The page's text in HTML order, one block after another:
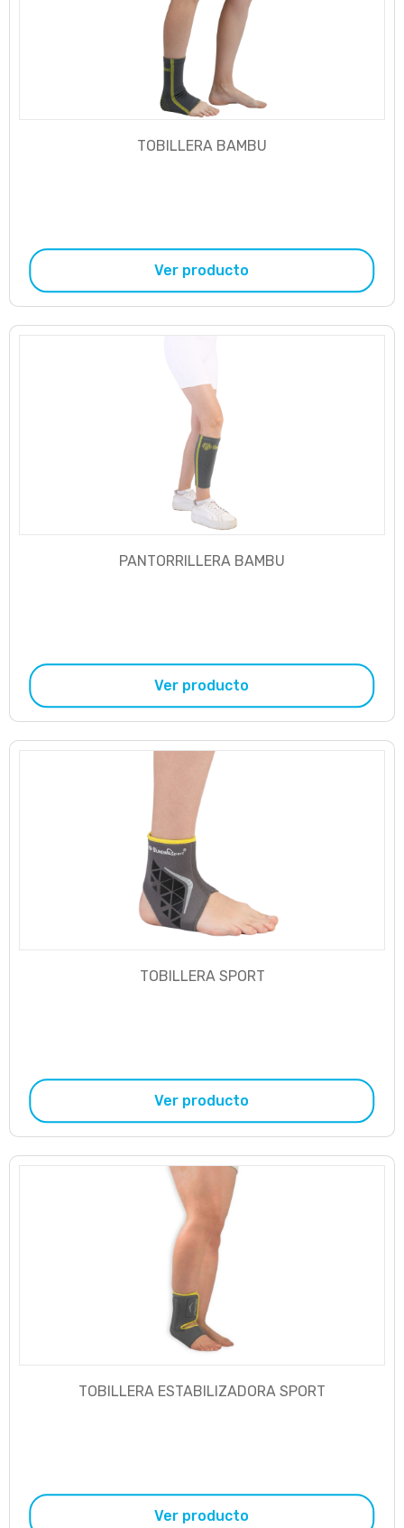
TOBILLERA BAMBU
Ver producto
PANTORRILLERA BAMBU
Ver producto
TOBILLERA SPORT
Ver producto
TOBILLERA ESTABILIZADORA SPORT
Ver producto